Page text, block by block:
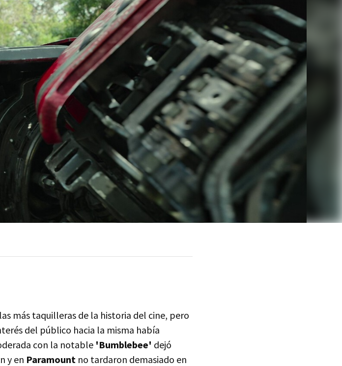
más taquilleras de la historia del cine, pero
del público hacia la misma había
con la notable 'Bumblebee' dejó
y en Paramount no tardaron demasiado en